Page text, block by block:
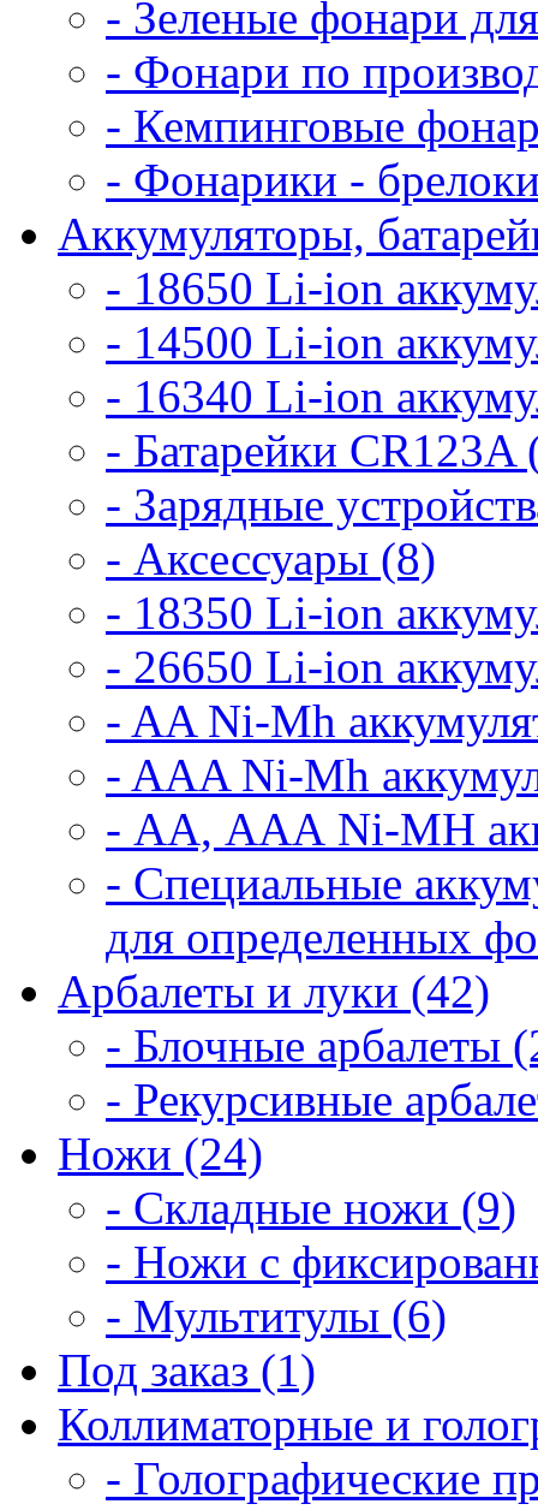
- Зеленые фонари
- Фонари по
- Кемпинговые
- Фонарики -
Аккумуляторы,
- 18650 Li-ion
- 14500 Li-ion
- 16340 Li-ion
- Батарейки CR123A
- Зарядные
- Аксессуары (8)
- 18350 Li-ion
- 26650 Li-ion
- AA Ni-Mh
- AAA Ni-Mh
- АА, ААА Ni-MH
- Специальные
для определенных
Арбалеты и луки (42)
- Блочные арбалеты
- Рекурсивные
Ножи (24)
- Складные ножи (9)
- Ножи с
- Мультитулы (6)
Под заказ (1)
Коллиматорные и
- Голографические